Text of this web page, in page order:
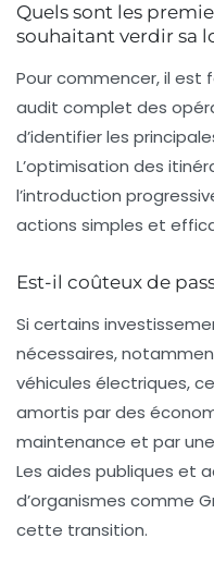
Quels sont les
souhaitant verdir sa
Pour commencer, il est
audit complet des
d’identifier les
L’optimisation des
l’introduction
actions simples et
Est-il coûteux de
Si certains
nécessaires,
véhicules électriques,
amortis par des
maintenance et par
Les aides publiques et
d’organismes comme
cette transition.